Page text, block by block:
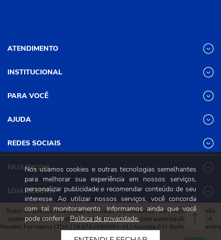
ATENDIMENTO
Segunda a Sexta das 8h às 17h30
Sábado das 8h às 12h
(31) 3611-8200 Loja Física
INSTITUCIONAL
Nossas Lojas
Programa de
Relacionamento
Trabalhe Conosco
PARA VOCÊ
Minha conta
Revistas
AJUDA
Dúvidas
Frete e Entrega
Trocas e
Devoluções
Política de
Privacidade e
Segurança
REDES SOCIAIS
PAGUE COM
LOJA SEGURA
Todos os direitos reservados à Mundial Acabamentos - As informações não
podem ser reproduzidas total ou parcialmente sem autorização prévia. A
Mundial Ferragens LTDA | 19.674.019/0001-41 | Avenida P.H. Rolfs, 215 , Centro
Nós usamos cookies e outras tecnologias semelhantes
para melhorar sua experiência em nossos serviços,
personalizar publicidade e recomendar conteúdo de seu
interesse. Ao utilizar nossos serviços, você concorda
com tal monitoramento. Informamos ainda que você
pode conferir Política de privacidade.